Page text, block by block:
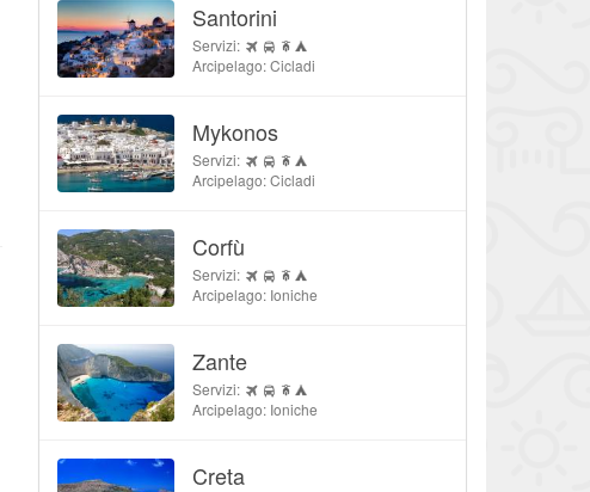
Santorini
Servizi:
Arcipelago: Cicladi
Mykonos
Servizi:
Arcipelago: Cicladi
Corfù
Servizi:
Arcipelago: Ioniche
Zante
Servizi:
Arcipelago: Ioniche
Creta